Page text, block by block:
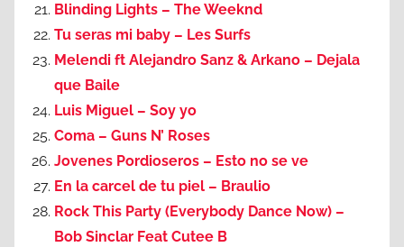
Blinding Lights – The Weeknd
Tu seras mi baby – Les Surfs
Melendi ft Alejandro Sanz & Arkano – Dejala
que Baile
Luis Miguel – Soy yo
Coma – Guns N’ Roses
Jovenes Pordioseros – Esto no se ve
En la carcel de tu piel – Braulio
Rock This Party (Everybody Dance Now) –
Bob Sinclar Feat Cutee B